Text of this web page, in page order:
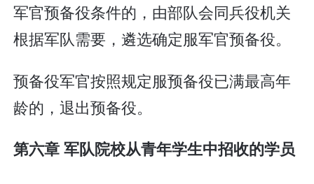
军官预备役条件的，由部队会同兵役机关
根据军队需要，遴选确定服军官预备役。
预备役军官按照规定服预备役已满最高年
龄的，退出预备役。
第六章 军队院校从青年学生中招收的学员